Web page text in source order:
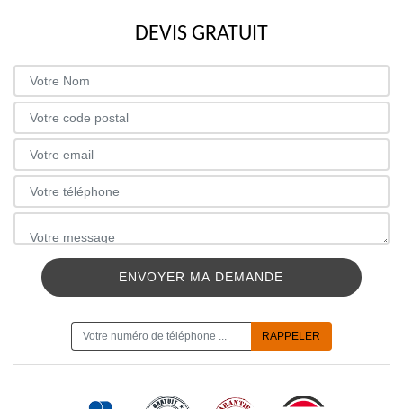
DEVIS GRATUIT